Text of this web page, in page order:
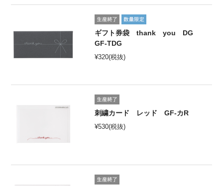
ギフト券袋 thank you DG
GF-TDG
¥320(税抜)
刺繍カード レッド GF-カR
¥530(税抜)